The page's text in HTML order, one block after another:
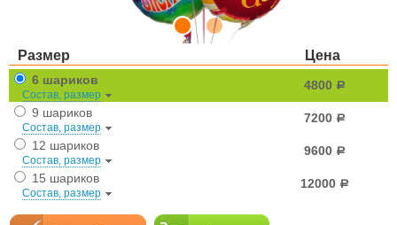
Размер Цена
6 шариков
Состав, размер
4800 a
9 шариков
Состав, размер
7200 a
12 шариков
Состав, размер
9600 a
15 шариков
Состав, размер
12000 a